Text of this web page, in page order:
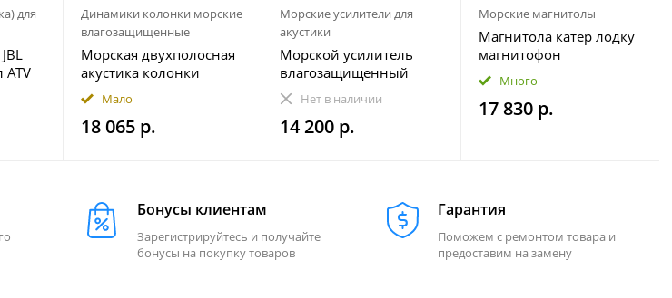
для
ATV
Динамики колонки морские
влагозащищенные
Морская двухполосная
акустика колонки
INFINITY 622MLT
Мало
18 065 р.
Морские усилители для
акустики
Морской усилитель
влагозащищенный
Velex VX-502
Нет в наличии
14 200 р.
Морские магнитолы
Магнитола катер лодку
магнитофон
влагозащищенная
МОРЕМАН XFa-НЕ820
Много
17 830 р.
Бонусы клиентам
Зарегистрируйтесь и получайте
бонусы на покупку товаров
Гарантия
Поможем с ремонтом товара и
предоставим на замену